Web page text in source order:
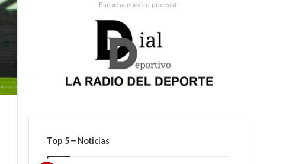
Escucha nuestro podcast
Top 5 – Noticias